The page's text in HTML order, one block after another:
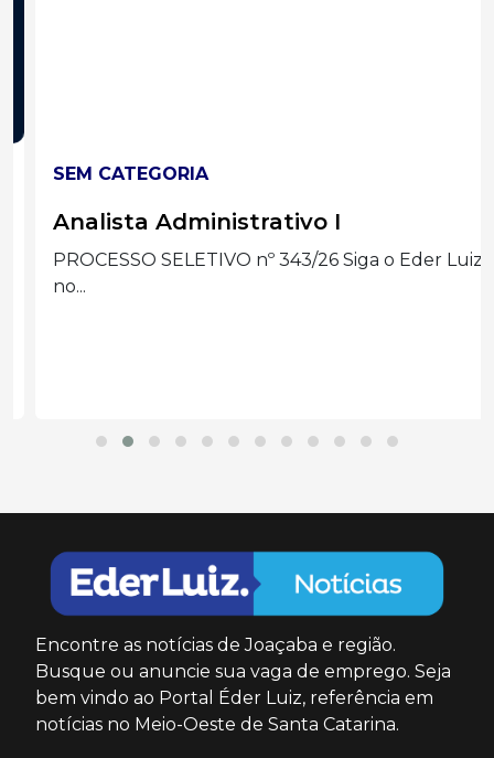
SEM CATEGORIA
Analista Administrativo I
PROCESSO SELETIVO nº 343/26 Siga o Eder Luiz
no...
Encontre as notícias de Joaçaba e região.
Busque ou anuncie sua vaga de emprego. Seja
bem vindo ao Portal Éder Luiz, referência em
notícias no Meio-Oeste de Santa Catarina.